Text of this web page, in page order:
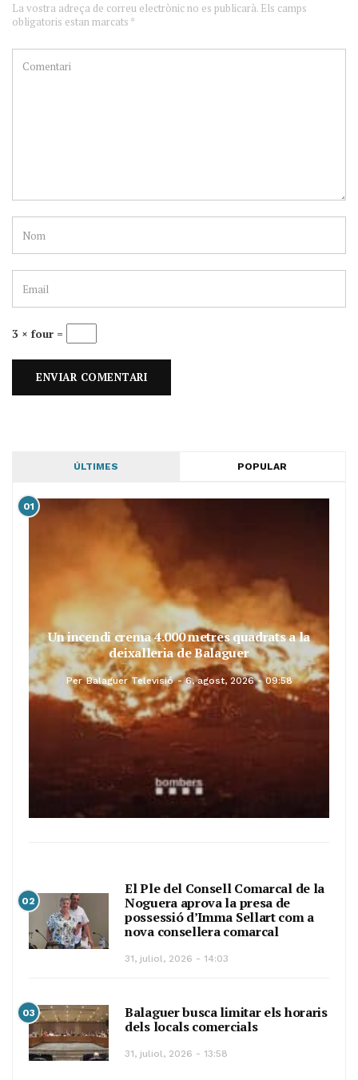
La vostra adreça de correu electrònic no es publicarà. Els camps
obligatoris estan marcats *
3 × four =
ÚLTIMES POPULAR
01
Un incendi crema 4.000 metres quadrats a la
deixalleria de Balaguer
Per Balaguer Televisió 6, agost, 2026 - 09:58
02
El Ple del Consell Comarcal de la
Noguera aprova la presa de
possessió d’Imma Sellart com a
nova consellera comarcal
31, juliol, 2026 - 14:03
03
Balaguer busca limitar els horaris
dels locals comercials
31, juliol, 2026 - 13:58